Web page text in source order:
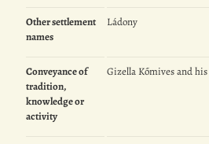
Other settlement
names
Ládony
Conveyance of
tradition,
knowledge or
activity
Gizella Kőmives and